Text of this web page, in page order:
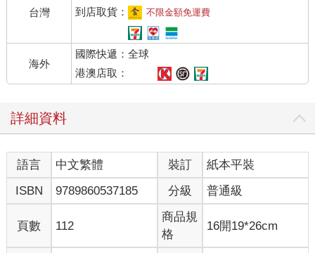
台灣
到店取貨：
不限金額免運費
海外
國際快遞：全球
港澳店取：
詳細資料
語言 中文繁體 裝訂
紙本平裝
ISBN
9789860537185 分級 普通級
頁數 112
商品規
格
16開19*26cm